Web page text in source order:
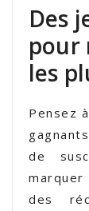
Des
pour
les
Pensez
de
des